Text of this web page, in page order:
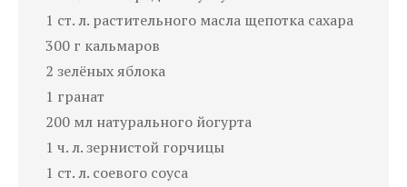
1 ст. л. растительного масла щепотка сахара
300 г кальмаров
2 зелёных яблока
1 гранат
200 мл натурального йогурта
1 ч. л. зернистой горчицы
1 ст. л. соевого соуса